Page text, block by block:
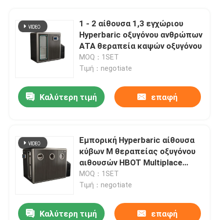
1 - 2 αίθουσα 1,3 εγχώριου
Hyperbaric οξυγόνου ανθρώπων
ΑΤΑ θεραπεία καψών οξυγόνου
MOQ：1SET
Τιμή：negotiate
Καλύτερη τιμή επαφή
Εμπορική Hyperbaric αίθουσα
κύβων Μ θεραπείας οξυγόνου
αιθουσών HBOT Multiplace
Hyperbaric
MOQ：1SET
Τιμή：negotiate
Καλύτερη τιμή επαφή